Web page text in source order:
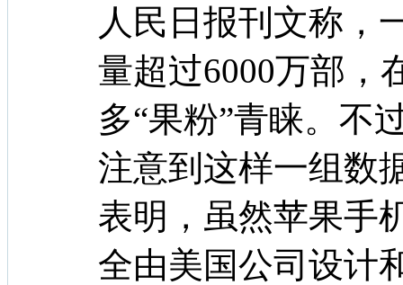
人民日报刊文称，
量超过6000万部，
多“果粉”青睐。不
注意到这样一组数
表明，虽然苹果手
全由美国公司设计